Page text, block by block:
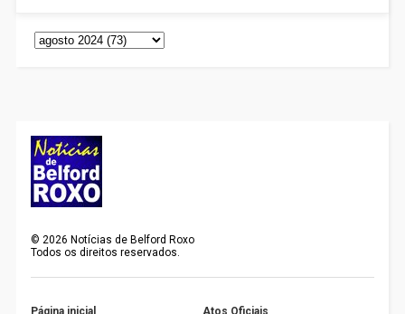
©2026 Notícias de Belford Roxo
Todos os direitos reservados.
Página inicial Atos Oficiais